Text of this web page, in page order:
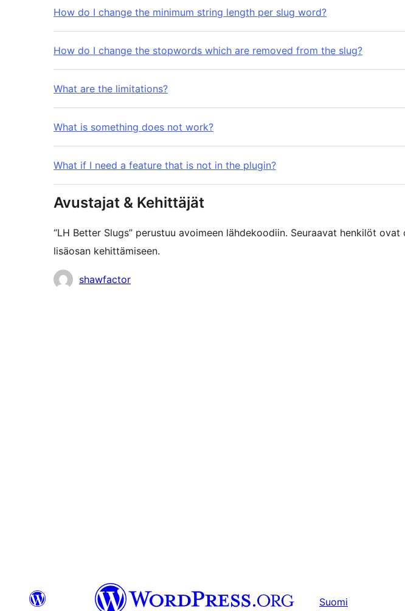
How do I change the minimum string length per slug word?
How do I change the stopwords which are removed from the slug?
What are the limitations?
What is something does not work?
What if I need a feature that is not in the plugin?
Avustajat & Kehittäjät
“LH Better Slugs” perustuu avoimeen lähdekoodiin. Seuraavat henkilöt
lisäosan kehittämiseen.
Avustajatshawfactor
Suomi